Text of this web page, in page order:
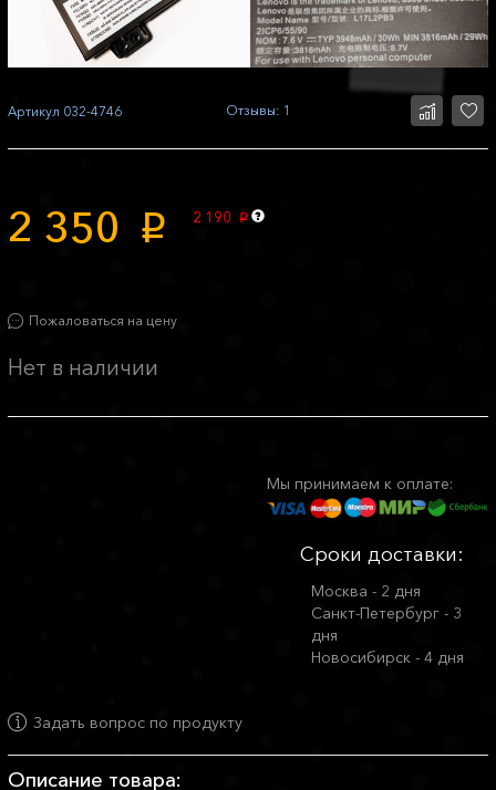
Артикул 032-4746 Отзывы: 1
2 350 p 2 190 p
Пожаловаться на цену
Нет в наличии
Мы принимаем к оплате:
Сроки доставки:
Москва - 2 дня
Санкт-Петербург - 3
дня
Новосибирск - 4 дня
Задать вопрос по продукту
Описание товара: